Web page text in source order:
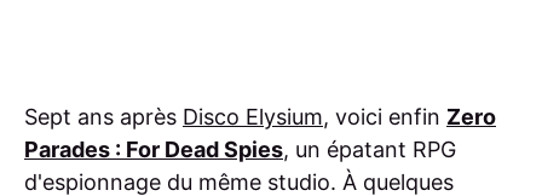
Sept ans après Disco Elysium, voici enfin Zero
Parades : For Dead Spies, un épatant RPG
d'espionnage du même studio. À quelques